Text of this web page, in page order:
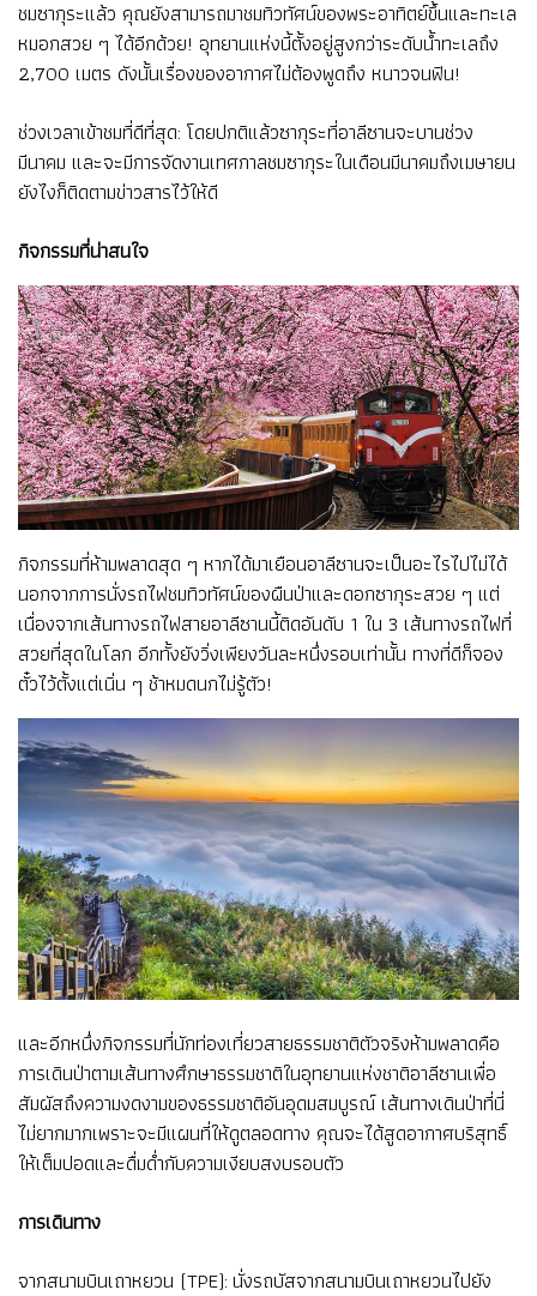
ชมซากุระแล้ว คุณยังสามารถมาชมทิวทัศน์ของพระอาทิตย์ขึ้นและทะเล
หมอกสวย ๆ ได้อีกด้วย! อุทยานแห่งนี้ตั้งอยู่สูงกว่าระดับน้ำทะเลถึง
2,700 เมตร ดังนั้นเรื่องของอากาศไม่ต้องพูดถึง หนาวจนฟิน!
ช่วงเวลาเข้าชมที่ดีที่สุด: โดยปกติแล้วซากุระที่อาลีซานจะบานช่วง
มีนาคม และจะมีการจัดงานเทศกาลชมซากุระในเดือนมีนาคมถึงเมษายน
ยังไงก็ติดตามข่าวสารไว้ให้ดี
กิจกรรมที่น่าสนใจ
กิจกรรมที่ห้ามพลาดสุด ๆ หากได้มาเยือนอาลีซานจะเป็นอะไรไปไม่ได้
นอกจากการนั่งรถไฟชมทิวทัศน์ของผืนป่าและดอกซากุระสวย ๆ แต่
เนื่องจากเส้นทางรถไฟสายอาลีซานนี้ติดอันดับ 1 ใน 3 เส้นทางรถไฟที่
สวยที่สุดในโลก อีกทั้งยังวิ่งเพียงวันละหนึ่งรอบเท่านั้น ทางที่ดีก็จอง
ตั๋วไว้ตั้งแต่เนิ่น ๆ ช้าหมดนกไม่รู้ตัว!
และอีกหนึ่งกิจกรรมที่นักท่องเที่ยวสายธรรมชาติตัวจริงห้ามพลาดคือ
การเดินป่าตามเส้นทางศึกษาธรรมชาติในอุทยานแห่งชาติอาลีซานเพื่อ
สัมผัสถึงความงดงามของธรรมชาติอันอุดมสมบูรณ์ เส้นทางเดินป่าที่นี่
ไม่ยากมากเพราะจะมีแผนที่ให้ดูตลอดทาง คุณจะได้สูดอากาศบริสุทธิ์
ให้เต็มปอดและดื่มด่ำกับความเงียบสงบรอบตัว
การเดินทาง
จากสนามบินเถาหยวน (TPE): นั่งรถบัสจากสนามบินเถาหยวนไปยัง